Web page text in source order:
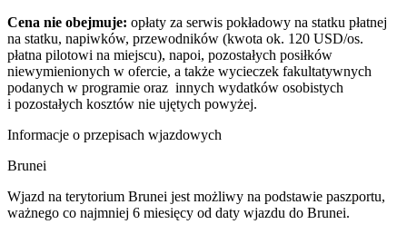
Cena nie obejmuje: opłaty za serwis pokładowy na statku płatnej
na statku, napiwków, przewodników (kwota ok. 120 USD/os.
płatna pilotowi na miejscu), napoi, pozostałych posiłków
niewymienionych w ofercie, a także wycieczek fakultatywnych
podanych w programie oraz innych wydatków osobistych
i pozostałych kosztów nie ujętych powyżej.
Informacje o przepisach wjazdowych
Brunei
Wjazd na terytorium Brunei jest możliwy na podstawie paszportu,
ważnego co najmniej 6 miesięcy od daty wjazdu do Brunei.